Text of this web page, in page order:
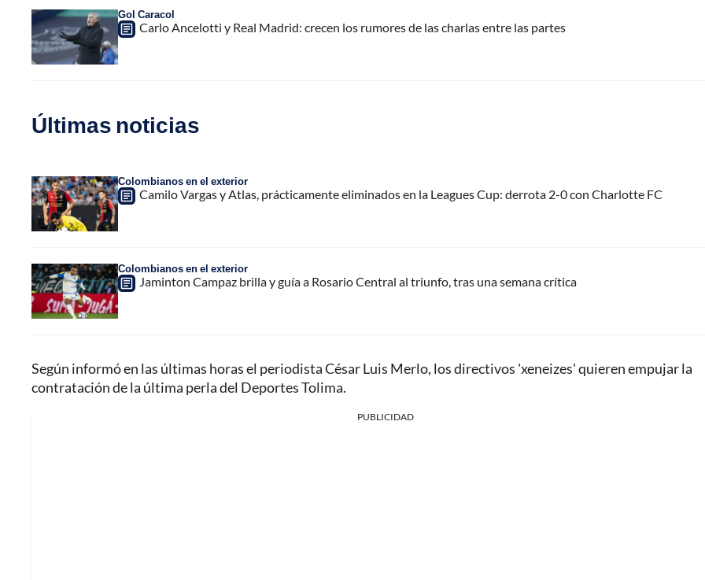
Gol Caracol
Carlo Ancelotti y Real Madrid: crecen los rumores de las charlas entre las partes
Últimas noticias
Colombianos en el exterior
Camilo Vargas y Atlas, prácticamente eliminados en la Leagues Cup: derrota 2-0 con Charlotte FC
Colombianos en el exterior
Jaminton Campaz brilla y guía a Rosario Central al triunfo, tras una semana crítica
Según informó en las últimas horas el periodista César Luis Merlo, los directivos 'xeneizes' quieren empujar la
contratación de la última perla del Deportes Tolima.
PUBLICIDAD